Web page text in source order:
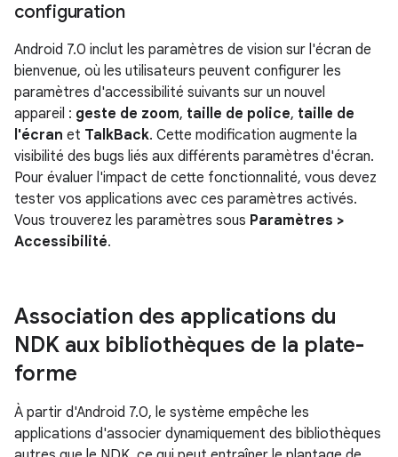
configuration
Android 7.0 inclut les paramètres de vision sur l'écran de
bienvenue, où les utilisateurs peuvent configurer les
paramètres d'accessibilité suivants sur un nouvel
appareil : geste de zoom, taille de police, taille de
l'écran et TalkBack. Cette modification augmente la
visibilité des bugs liés aux différents paramètres d'écran.
Pour évaluer l'impact de cette fonctionnalité, vous devez
tester vos applications avec ces paramètres activés.
Vous trouverez les paramètres sous Paramètres >
Accessibilité.
Association des applications du
NDK aux bibliothèques de la plate-
forme
À partir d'Android 7.0, le système empêche les
applications d'associer dynamiquement des bibliothèques